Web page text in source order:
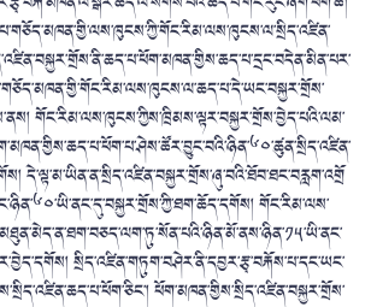
གོང་རིམ་ལས་ཁུངས་ཀྱིས་ཁྲིམས་ལྟར་བསྐྱར་གྲོས་བྱེད་པའི་ལམ་
དེ་ལྟ་མ་ཡིན་ན་སྲིད་འཛིན་བསྐྱར་གྲོས་ཞུ་བའི་ཐོབ་ཐང་བརླག་འགྲོ
གོང་རིམ་ལས་
སྲིད་འཛིན་གཏུག་བཤེར་ནི་དབྱར་རྩྭ་བརྐོས་པ་དང་ཡང་
ཕོག་མཁན་གྱིས་སྲིད་འཛིན་བསྐྱར་གྲོས་